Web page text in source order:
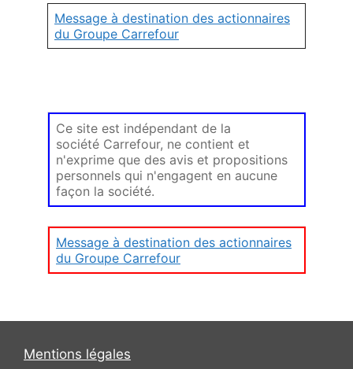
Message à destination des actionnaires
du Groupe Carrefour
Ce site est indépendant de la
société Carrefour, ne contient et
n'exprime que des avis et propositions
personnels qui n'engagent en aucune
façon la société.
Message à destination des actionnaires
du Groupe Carrefour
Mentions légales